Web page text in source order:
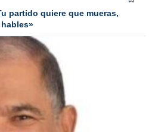
partido quiere que mueras,